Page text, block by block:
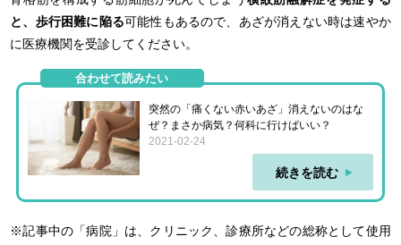
と、歩行困難に陥る可能性もあるので、あざが消えない時は速やか
に医療機関を受診してください。
合わせて読みたい
突然の「痛くない赤いあざ」消えないのはな
ぜ？まさか病気？何科に行けばいい？
2021-02-24
続きを読む
※記事中の「病院」は、クリニック、診療所などの総称として使用